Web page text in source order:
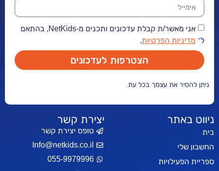
ניווט באתר
בית
החשבון שלי
ספריית הפעילויות
אני מאשר/ת קבלת עדכונים ותכנים מ-NetKids, בהתאם
ל־ מדיניות הפרטיות.
הצטרפות לעדכונים
ניתן להסיר את עצמך בכל עת.
יצירת קשר
טופס יצירת קשר
Info@netkids.co.il
055-9979996